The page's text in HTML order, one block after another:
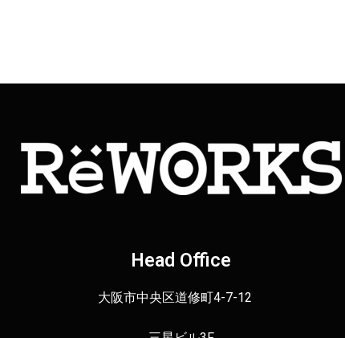
Head Office
大阪市中央区道修町4-7-12